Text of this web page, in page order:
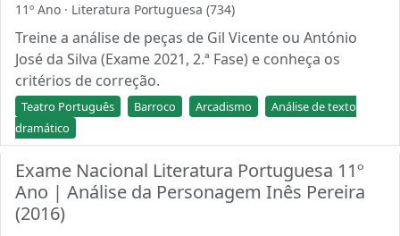
11º Ano · Literatura Portuguesa (734)
Treine a análise de peças de Gil Vicente ou António
José da Silva (Exame 2021, 2.ª Fase) e conheça os
critérios de correção.
Teatro Português Barroco Arcadismo
Análise de texto
dramático
Exame Nacional Literatura Portuguesa 11º
Ano | Análise da Personagem Inês Pereira
(2016)